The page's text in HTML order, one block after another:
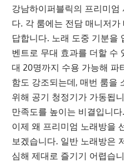
강남하이퍼블릭의 프리미엄
다. 각 룸에는 전담 매니저
답합니다. 노래 도중 기분을
벤트로 무대 효과를 더할 수
대 20명까지 수용 가능해 파
함도 강조되는데, 매번 룸을
위해 공기 청정기가 가동됩
만족도를 높이는 비결입니다.
이제 왜 프리미엄 노래방을
보겠습니다. 일반 노래방은
심해 제대로 즐기기 어렵습